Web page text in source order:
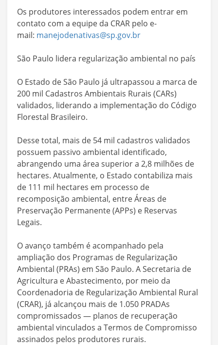
Os produtores interessados podem entrar em
contato com a equipe da CRAR pelo e-
mail: manejodenativas@sp.gov.br
São Paulo lidera regularização ambiental no país
O Estado de São Paulo já ultrapassou a marca de
200 mil Cadastros Ambientais Rurais (CARs)
validados, liderando a implementação do Código
Florestal Brasileiro.
Desse total, mais de 54 mil cadastros validados
possuem passivo ambiental identificado,
abrangendo uma área superior a 2,8 milhões de
hectares. Atualmente, o Estado contabiliza mais
de 111 mil hectares em processo de
recomposição ambiental, entre Áreas de
Preservação Permanente (APPs) e Reservas
Legais.
O avanço também é acompanhado pela
ampliação dos Programas de Regularização
Ambiental (PRAs) em São Paulo. A Secretaria de
Agricultura e Abastecimento, por meio da
Coordenadoria de Regularização Ambiental Rural
(CRAR), já alcançou mais de 1.050 PRADAs
compromissados — planos de recuperação
ambiental vinculados a Termos de Compromisso
assinados pelos produtores rurais.